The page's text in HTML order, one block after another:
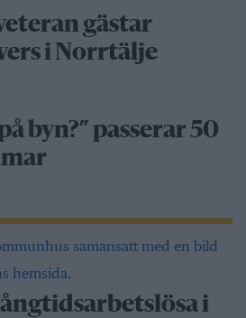
gästar
i Norrtälje
byn?” passerar 50
i